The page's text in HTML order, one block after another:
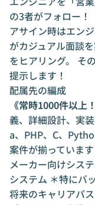
の3者がフォロー！
アサイン時はエン
がカジュアル面談
をヒアリング。 そ
提示します！
配属先の編成
《常時1000件以上
義、詳細設計、実
a、PHP、C、
案件が揃っていま
メーカー向けシス
システム ＊特にバ
将来のキャリアパス